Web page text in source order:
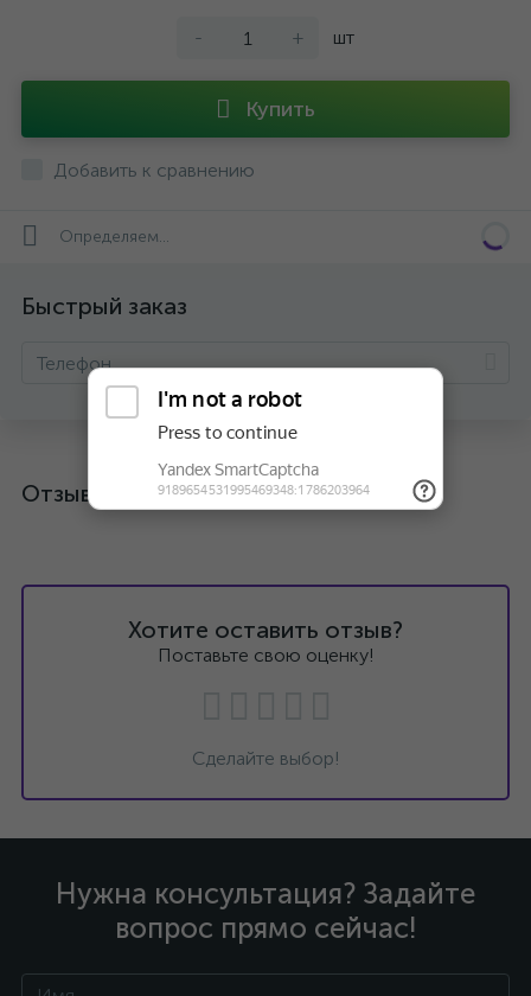
- + шт
Купить
Добавить к сравнению
Определяем...
Быстрый заказ
Отзывы
Хотите оставить отзыв?
Поставьте свою оценку!
Сделайте выбор!
Нужна консультация? Задайте
вопрос прямо сейчас!